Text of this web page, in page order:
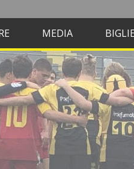
MEDIA